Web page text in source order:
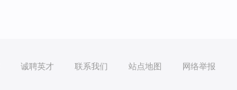
诚聘英才 联系我们 站点地图 网络举报